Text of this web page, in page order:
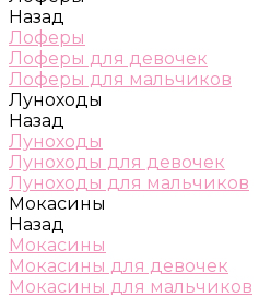
Назад
Лоферы
Лоферы для девочек
Лоферы для мальчиков
Луноходы
Назад
Луноходы
Луноходы для девочек
Луноходы для мальчиков
Мокасины
Назад
Мокасины
Мокасины для девочек
Мокасины для мальчиков